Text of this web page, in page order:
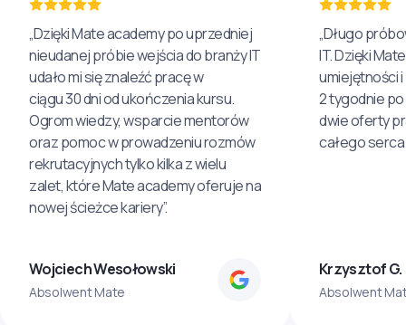
„Dzięki Mate academy po uprzedniej
nieudanej próbie wejścia do branży IT
udało mi się znaleźć pracę w
ciągu 30 dni od ukończenia kursu.
Ogrom wiedzy, wsparcie mentorów
oraz pomoc w prowadzeniu rozmów
rekrutacyjnych tylko kilka z wielu
zalet, które Mate academy oferuje na
nowej ścieżce kariery”.
Wojciech Wesołowski
Absolwent Mate
„Długo
IT. Dzięki
umiejętności
2 tygodnie
dwie oferty
całego serca
Krzysztof G.
Absolwent